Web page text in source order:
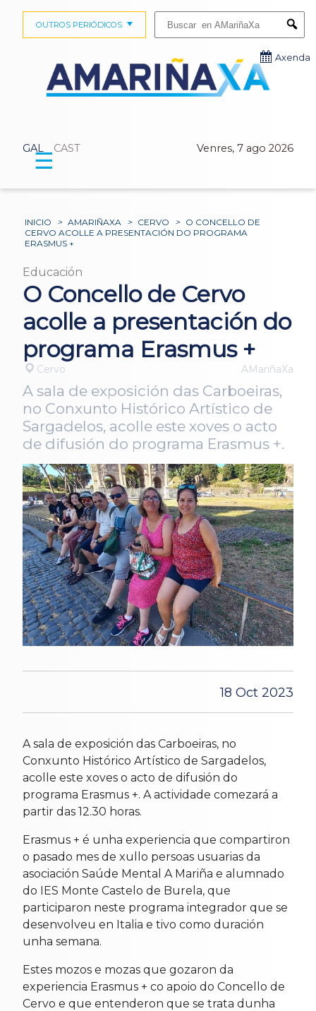
GAL CAST Venres, 7 ago 2026
OUTROS PERIÓDICOS
Axenda
☰
INICIO > AMARIÑAXA > CERVO > O CONCELLO DE
CERVO ACOLLE A PRESENTACIÓN DO PROGRAMA
ERASMUS +
Educación
O Concello de Cervo
acolle a presentación do
programa Erasmus +
Cervo AMariñaXa
A sala de exposición das Carboeiras,
no Conxunto Histórico Artístico de
Sargadelos, acolle este xoves o acto
de difusión do programa Erasmus +.
18 Oct 2023
A sala de exposición das Carboeiras, no
Conxunto Histórico Artístico de Sargadelos,
acolle este xoves o acto de difusión do
programa Erasmus +. A actividade comezará a
partir das 12.30 horas.
Erasmus + é unha experiencia que compartiron
o pasado mes de xullo persoas usuarias da
asociación Saúde Mental A Mariña e alumnado
do IES Monte Castelo de Burela, que
participaron neste programa integrador que se
desenvolveu en Italia e tivo como duración
unha semana.
Estes mozos e mozas que gozaron da
experiencia Erasmus + co apoio do Concello de
Cervo e que entenderon que se trata dunha